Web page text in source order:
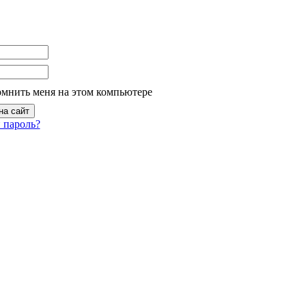
меня на этом компьютере